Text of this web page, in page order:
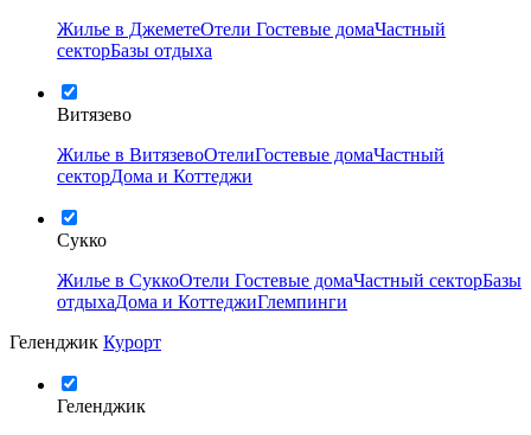
Жилье в ДжеметеОтели Гостевые домаЧастный
секторБазы отдыха
Витязево
Жилье в ВитязевоОтелиГостевые домаЧастный
секторДома и Коттеджи
Сукко
Жилье в СуккоОтели Гостевые домаЧастный секторБазы
отдыхаДома и КоттеджиГлемпинги
Геленджик Курорт
Геленджик